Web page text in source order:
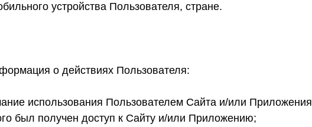
устройства Пользователя, стране.
о действиях Пользователя:
использования Пользователем Сайта и/или
был получен доступ к Сайту и/или Приложению;